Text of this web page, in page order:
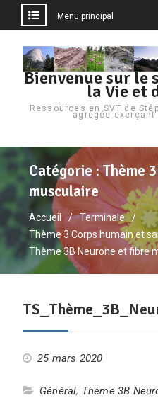
contenu
Menu principal
Bienvenue sur le
la Vie et
Ressources en SVT de
agrégée exerçant
Catégorie :Thème
musculaire
Accueil
Terminale
Thème 3 Corps humain et
Thème 3B Neurone et fibre
25 mars 2020
Général, Thème 3B